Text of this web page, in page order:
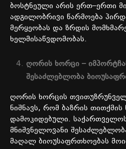
ბოსტნეული არის ერთ–ერთი
ადგილობრივი წარმოება
მერყეობას და ზრდის
ხელმისაწვდომობას.
ღორის ხორცი –
შესაძლებლობა
ღორის ხორცის
ნიშნავს, რომ ბაზრის თითქმის
დამოკიდებული.
მნიშვნელოვანი
მაღალ ბიოუსაფრთხოებას